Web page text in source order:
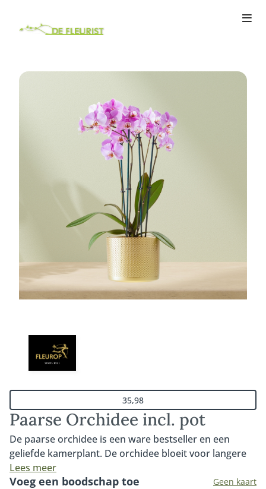
Paarse Orchidee incl. pot
De paarse orchidee is een ware bestseller en een
geliefde kamerplant. De orchidee bloeit voor langere
tijd en gaat, met de juiste verzorging en een dosis
liefde, jarenlang mee. Inclusief pot (deze kan afwijken
Lees meer
35,98
Voeg een boodschap toe Geen kaart